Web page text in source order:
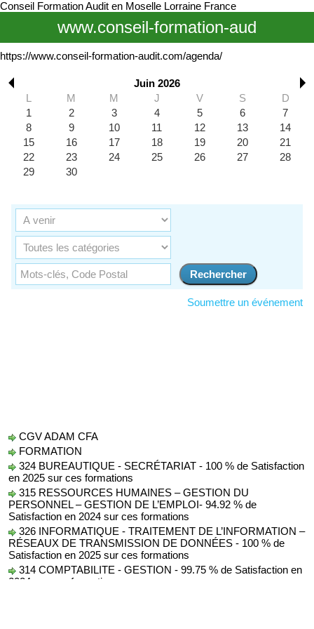
Conseil Formation Audit en Moselle Lorraine France
www.conseil-formation-aud
https://www.conseil-formation-audit.com/agenda/
Juin 2026
L
M M J V S
D
1
2 3 4 5 6
7
8
9 10 11 12 13
14
15
16 17 18 19 20
21
22
23 24 25 26 27
28
29
30
Soumettre un événement
CGV ADAM CFA
FORMATION
324 BUREAUTIQUE - SECRÉTARIAT - 100 % de Satisfaction
en 2025 sur ces formations
315 RESSOURCES HUMAINES – GESTION DU
PERSONNEL – GESTION DE L’EMPLOI- 94.92 % de
Satisfaction en 2024 sur ces formations
326 INFORMATIQUE - TRAITEMENT DE L’INFORMATION –
RÉSEAUX DE TRANSMISSION DE DONNÉES - 100 % de
Satisfaction en 2025 sur ces formations
314 COMPTABILITE - GESTION - 99.75 % de Satisfaction en
2024 sur ces formations